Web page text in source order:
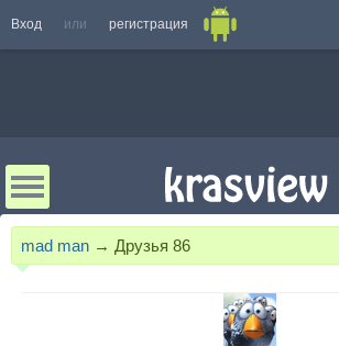
Вход или регистрация
mad man → Друзья 86